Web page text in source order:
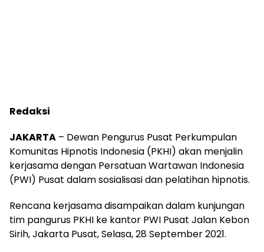
Redaksi
JAKARTA – Dewan Pengurus Pusat Perkumpulan
Komunitas Hipnotis Indonesia (PKHI) akan menjalin
kerjasama dengan Persatuan Wartawan Indonesia
(PWI) Pusat dalam sosialisasi dan pelatihan hipnotis.
Rencana kerjasama disampaikan dalam kunjungan
tim pangurus PKHI ke kantor PWI Pusat Jalan Kebon
Sirih, Jakarta Pusat, Selasa, 28 September 2021.